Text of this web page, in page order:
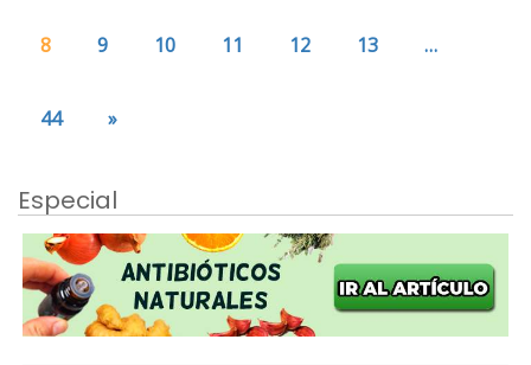
8 9 10 11 12 13 …
44 »
Especial